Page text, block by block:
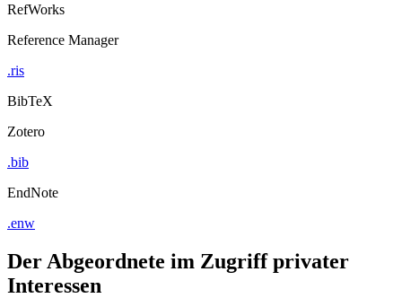
RefWorks
Reference Manager
.ris
BibTeX
Zotero
.bib
EndNote
.enw
Der Abgeordnete im Zugriff privater
Interessen